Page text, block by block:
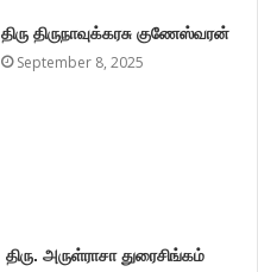
திரு திருநாவுக்கரசு குணேஸ்வரன்
September 8, 2025
திரு. அருள்ராசா துரைசிங்கம்